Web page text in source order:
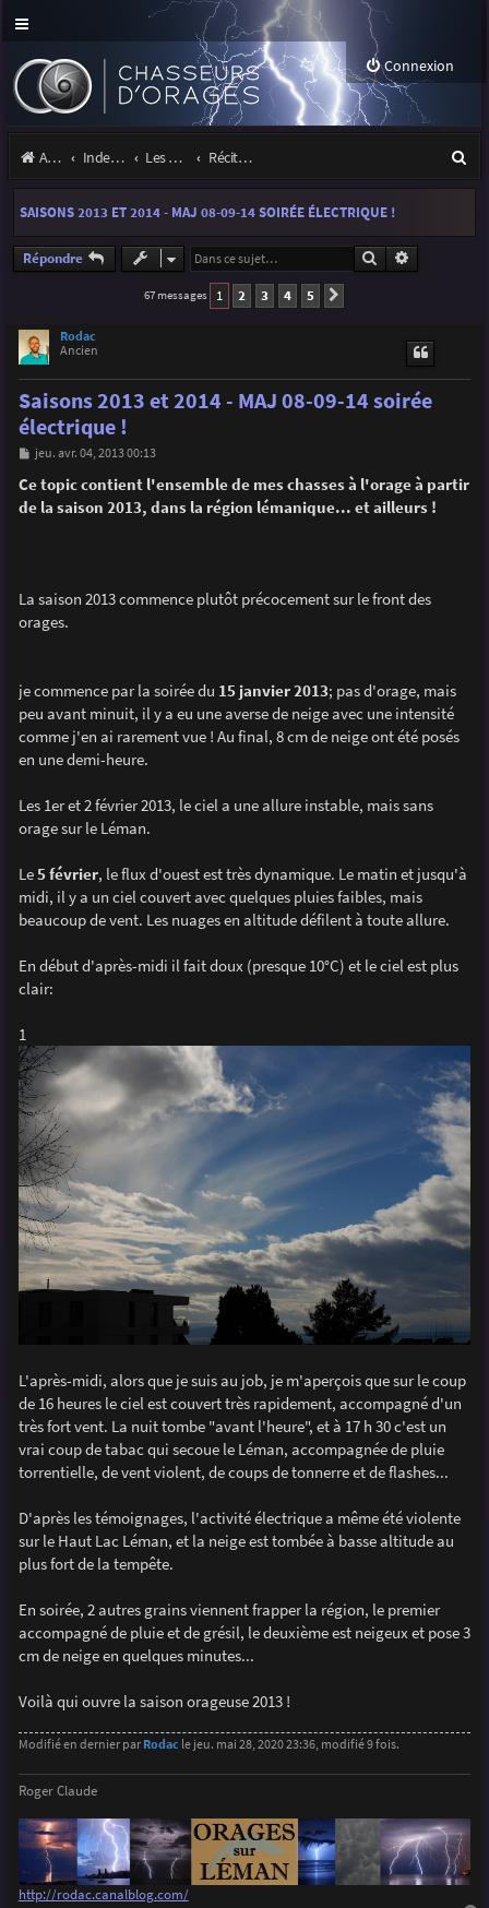
Connexion
Accueil Index du forum Les orages Récits et photos d'orages
e
h
SAISONS 2013 ET 2014 - MAJ 08-09-14 SOIRÉE ÉLECTRIQUE !
Répondre Rechercher
67 messages 1 2 3 4 5
Rodac
Ancien
Saisons 2013 et 2014 - MAJ 08-09-14 soirée
électrique !
M
s
s
a
jeu. avr. 04, 2013 00:13
Ce topic contient l'ensemble de mes chasses à l'orage à partir
de la saison 2013, dans la région lémanique... et ailleurs !
La saison 2013 commence plutôt précocement sur le front des
orages.
je commence par la soirée du 15 janvier 2013; pas d'orage, mais
peu avant minuit, il y a eu une averse de neige avec une intensité
comme j'en ai rarement vue ! Au final, 8 cm de neige ont été posés
en une demi-heure.
Les 1er et 2 février 2013, le ciel a une allure instable, mais sans
orage sur le Léman.
Le5 février, le flux d'ouest est très dynamique. Le matin et jusqu'à
midi, il y a un ciel couvert avec quelques pluies faibles, mais
beaucoup de vent. Les nuages en altitude défilent à toute allure.
En début d'après-midi il fait doux (presque 10°C) et le ciel est plus
clair:
1
L'après-midi, alors que je suis au job, je m'aperçois que sur le coup
de 16 heures le ciel est couvert très rapidement, accompagné d'un
très fort vent. La nuit tombe "avant l'heure", et à 17 h 30 c'est un
vrai coup de tabac qui secoue le Léman, accompagnée de pluie
torrentielle, de vent violent, de coups de tonnerre et de flashes...
D'après les témoignages, l'activité électrique a même été violente
sur le Haut Lac Léman, et la neige est tombée à basse altitude au
plus fort de la tempête.
En soirée, 2 autres grains viennent frapper la région, le premier
accompagné de pluie et de grésil, le deuxième est neigeux et pose 3
cm de neige en quelques minutes...
Voilà qui ouvre la saison orageuse 2013 !
Modifié en dernier par Rodac le jeu. mai 28, 2020 23:36, modifié 9 fois.
Roger Claude
http://rodac.canalblog.com/